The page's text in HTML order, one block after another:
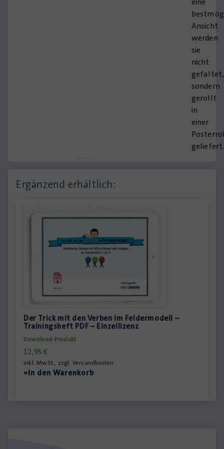
Ansicht
werden
sie
nicht
gefaltet,
sondern
gerollt
in
einer
geliefert.
Ergänzend erhältlich:
Der Trick mit den Verben im Feldermodell –
Trainingsheft PDF – Einzellizenz
Download-Produkt
12,95€
inkl. MwSt., zzgl. Versandkosten
»In den Warenkorb